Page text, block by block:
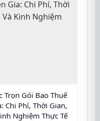
Trọn Gói Bao Thuế
Chi Phí, Thời Gian,
Nghiệm Thực Tế